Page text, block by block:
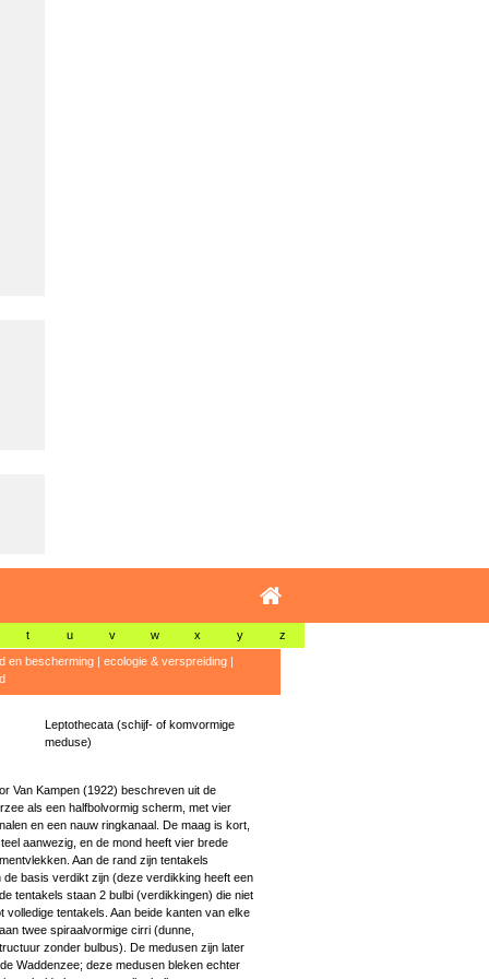
t u v w x y z
en bescherming| ecologie & verspreiding|
Leptothecata (schijf- of komvormige
meduse)
Van Kampen (1922) beschreven uit de
als een halfbolvormig scherm, met vier
en een nauw ringkanaal. De maag is kort,
aanwezig, en de mond heeft vier brede
Aan de rand zijn tentakels
de basis verdikt zijn (deze verdikking heeft een
tentakels staan 2 bulbi (verdikkingen) die niet
volledige tentakels. Aan beide kanten van elke
twee spiraalvormige cirri (dunne,
zonder bulbus). De medusen zijn later
Waddenzee; deze medusen bleken echter